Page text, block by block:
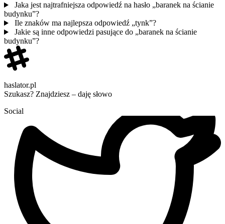
Jaka jest najtrafniejsza odpowiedź na hasło „baranek na ścianie
budynku”?
Ile znaków ma najlepsza odpowiedź „tynk”?
Jakie są inne odpowiedzi pasujące do „baranek na ścianie
budynku”?
haslator.pl
Szukasz? Znajdziesz – daję słowo
Social